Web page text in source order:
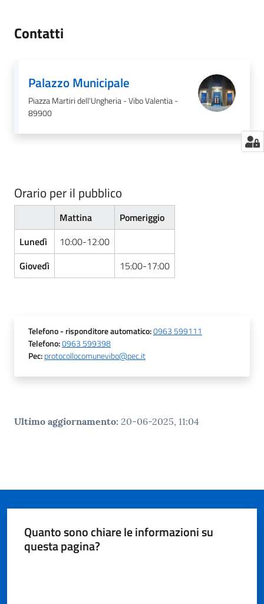
Contatti
Palazzo Municipale
Piazza Martiri dell'Ungheria - Vibo Valentia -
89900
Orario per il pubblico
Mattina
Pomeriggio
Lunedì
10:00-12:00
Giovedì
15:00-17:00
Telefono- risponditore automatico:0963 599111
Telefono:0963 599398
Pec:protocollocomunevibo@pec.it
Ultimo aggiornamento: 20-06-2025, 11:04
Quanto sono chiare le informazioni su
questa pagina?